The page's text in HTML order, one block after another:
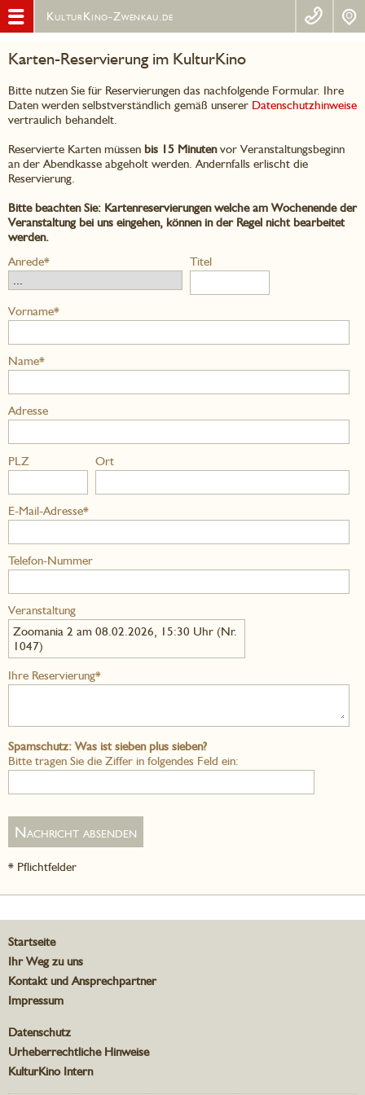
KulturKino-Zwenkau.de
Karten-Reservierung im KulturKino
Bitte nutzen Sie für Reservierungen das nachfolgende Formular. Ihre
Daten werden selbstverständlich gemäß unserer Datenschutzhinweise
vertraulich behandelt.
Reservierte Karten müssen bis 15 Minutenvor Veranstaltungsbeginn
an der Abendkasse abgeholt werden. Andernfalls erlischt die
Reservierung.
Bitte beachten Sie: Kartenreservierungen welche am Wochenende der
Veranstaltung bei uns eingehen, können in der Regel nicht bearbeitet
werden.
Anrede*
Titel
Vorname*
Name*
Adresse
PLZ Ort
E-Mail-Adresse*
Telefon-Nummer
Veranstaltung
Zoomania 2 am 08.02.2026, 15:30 Uhr (Nr.
1047)
Ihre Reservierung*
Spamschutz: Was ist sieben plus sieben?
Bitte tragen Sie die Ziffer in folgendes Feld ein:
* Pflichtfelder
Startseite
Ihr Weg zu uns
Kontakt und Ansprechpartner
Impressum
Datenschutz
Urheberrechtliche Hinweise
KulturKino Intern